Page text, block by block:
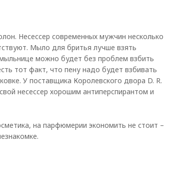
Несессер современных мужчин несколько
Мыло для бритья лучше взять
можно будет без проблем взбить
тот факт, что пену надо будет взбивать
У поставщика Королевского двора D. R.
несессер хорошим антиперспирантом и
на парфюмерии экономить не стоит –